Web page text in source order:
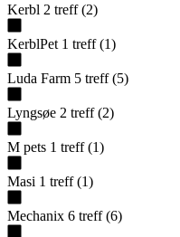
Kerbl 2 treff (2)
KerblPet 1 treff (1)
Luda Farm 5 treff (5)
Lyngsøe 2 treff (2)
M pets 1 treff (1)
Masi 1 treff (1)
Mechanix 6 treff (6)